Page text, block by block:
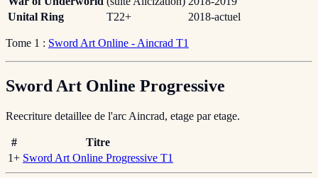
Unital Ring
T22+ 2018-actuel
Tome 1 : Sword Art Online - Aincrad T1
Sword Art Online Progressive
Reecriture detaillee de l'arc Aincrad, etage par etage.
#
Titre
1+ Sword Art Online Progressive T1